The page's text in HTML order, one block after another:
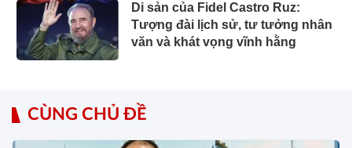
Di sản của Fidel Castro Ruz:
Tượng đài lịch sử, tư tưởng nhân
văn và khát vọng vĩnh hằng
CÙNG CHỦ ĐỀ